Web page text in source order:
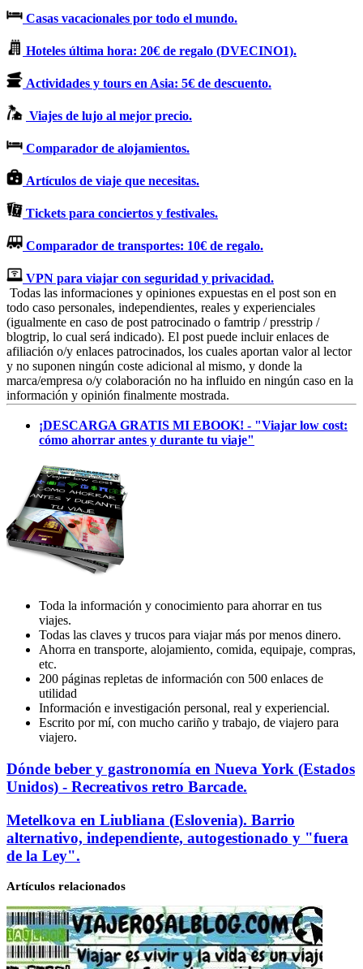
Casas vacacionales por todo el mundo.
Hoteles última hora: 20€ de regalo (DVECINO1).
Actividades y tours en Asia: 5€ de descuento.
Viajes de lujo al mejor precio.
Comparador de alojamientos.
Artículos de viaje que necesitas.
Tickets para conciertos y festivales.
Comparador de transportes: 10€ de regalo.
VPN para viajar con seguridad y privacidad.
Todas las informaciones y opiniones expuestas en el post son en
todo caso personales, independientes, reales y experienciales
(igualmente en caso de post patrocinado o famtrip / presstrip /
blogtrip, lo cual será indicado). El post puede incluir enlaces de
afiliación o/y enlaces patrocinados, los cuales aportan valor al lector
y no suponen ningún coste adicional al mismo, y donde la
marca/empresa o/y colaboración no ha influido en ningún caso en la
información y opinión finalmente mostrada.
¡DESCARGA GRATIS MI EBOOK! - "Viajar low cost:
cómo ahorrar antes y durante tu viaje"
Toda la información y conocimiento para ahorrar en tus
viajes.
Todas las claves y trucos para viajar más por menos dinero.
Ahorra en transporte, alojamiento, comida, equipaje, compras,
etc.
200 páginas repletas de información con 500 enlaces de
utilidad
Información e investigación personal, real y experiencial.
Escrito por mí, con mucho cariño y trabajo, de viajero para
viajero.
Dónde
beber
y
en
Nueva
York
Unidos)
Recreativos
retro
Barcade.
Dónde beber y gastronomía en Nueva York (Estados
Unidos) - Recreativos retro Barcade.
Metelkova
en
Liubliana
(Eslovenia).
alternativo,
independiente,
autogestionado
y
"fuera
de
Metelkova en Liubliana (Eslovenia). Barrio
alternativo, independiente, autogestionado y "fuera
de la Ley".
Artículos relacionados